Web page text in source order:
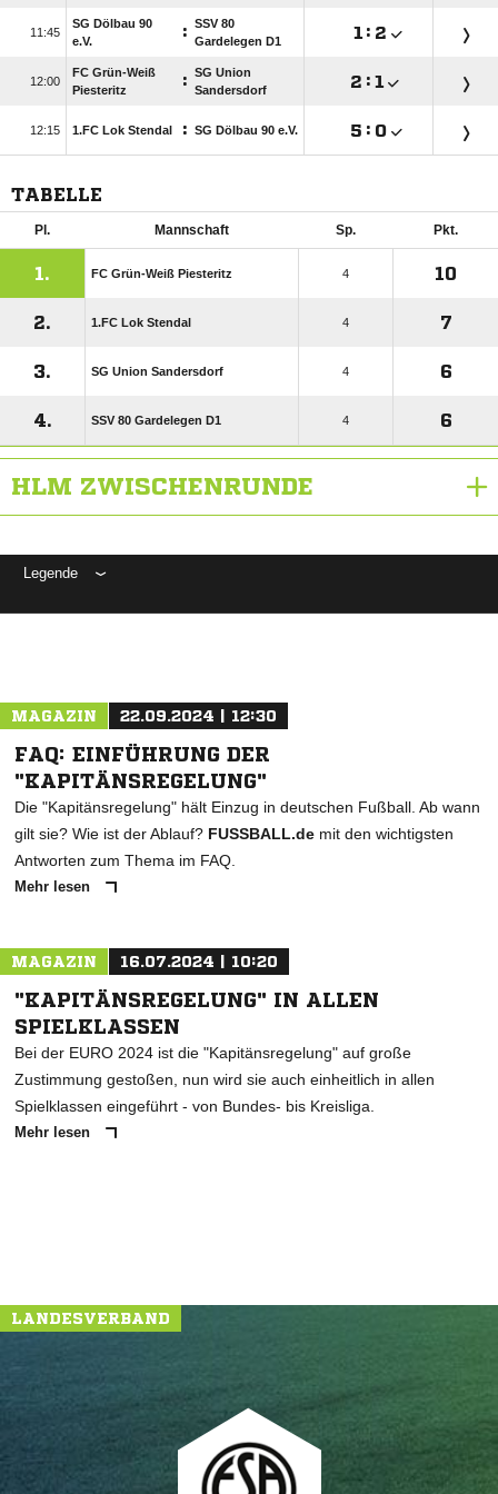

SG Dölbau 90
e.V.
: SSV 80
Gardelegen D1
 : 

FC Grün-Weiß
Piesteritz
: SG Union
Sandersdorf
 : 
 1.FC Lok Stendal : SG Dölbau 90 e.V.  : 
TABELLE
Pl. Mannschaft Sp. Pkt.
1. FC Grün-Weiß Piesteritz 4 10
2. 1.FC Lok Stendal 4 7
3. SG Union Sandersdorf 4 6
4. SSV 80 Gardelegen D1 4 6
HLM ZWISCHENRUNDE
Legende
MAGAZIN 22.09.2024 | 12:30
FAQ: EINFÜHRUNG DER
"KAPITÄNSREGELUNG"
Die "Kapitänsregelung" hält Einzug in deutschen Fußball. Ab wann
gilt sie? Wie ist der Ablauf? FUSSBALL.de mit den wichtigsten
Antworten zum Thema im FAQ.
Mehr lesen
MAGAZIN 16.07.2024 | 10:20
"KAPITÄNSREGELUNG" IN ALLEN
SPIELKLASSEN
Bei der EURO 2024 ist die "Kapitänsregelung" auf große
Zustimmung gestoßen, nun wird sie auch einheitlich in allen
Spielklassen eingeführt - von Bundes- bis Kreisliga.
Mehr lesen
LANDESVERBAND